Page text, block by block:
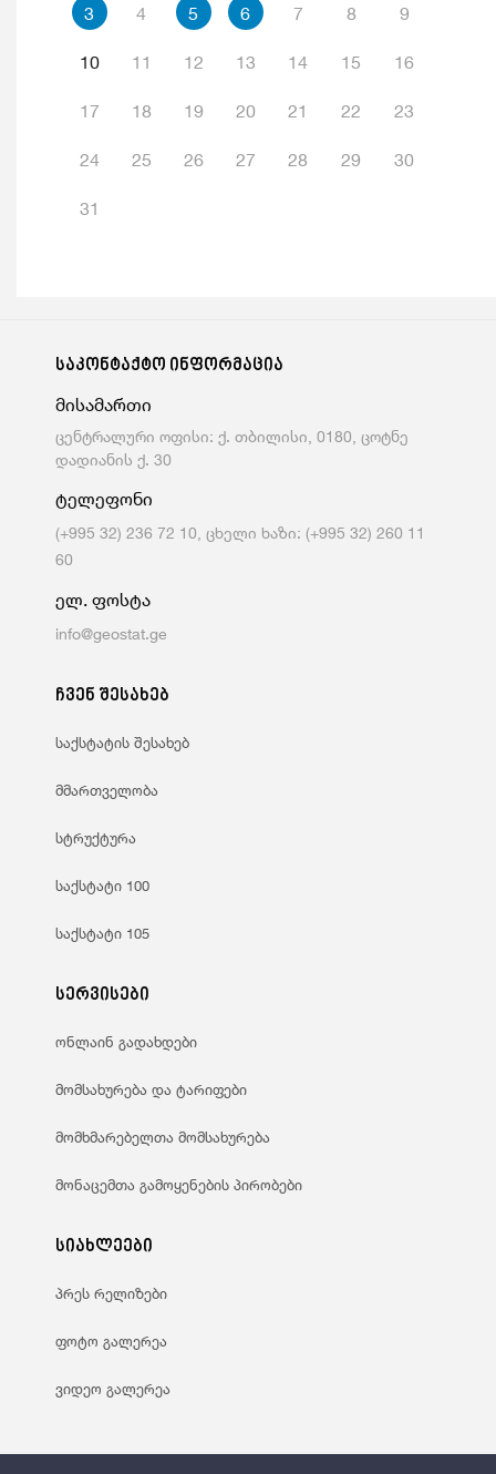
3 4 5 6 7 8 9
10 11 12 13 14 15 16
17 18 19 20 21 22 23
24 25 26 27 28 29 30
31
საკონტაქტო ინფორმაცია
მისამართი
ცენტრალური ოფისი: ქ. თბილისი, 0180, ცოტნე
დადიანის ქ. 30
ტელეფონი
(+995 32) 236 72 10, ცხელი ხაზი: (+995 32) 260 11
60
ელ. ფოსტა
info@geostat.ge
ჩვენ შესახებ
საქსტატის შესახებ
მმართველობა
სტრუქტურა
საქსტატი 100
საქსტატი 105
სერვისები
ონლაინ გადახდები
მომსახურება და ტარიფები
მომხმარებელთა მომსახურება
მონაცემთა გამოყენების პირობები
სიახლეები
პრეს რელიზები
ფოტო გალერეა
ვიდეო გალერეა